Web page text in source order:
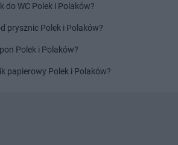
do WC Polek i Polaków?
prysznic Polek i Polaków?
Polek i Polaków?
papierowy Polek i Polaków?